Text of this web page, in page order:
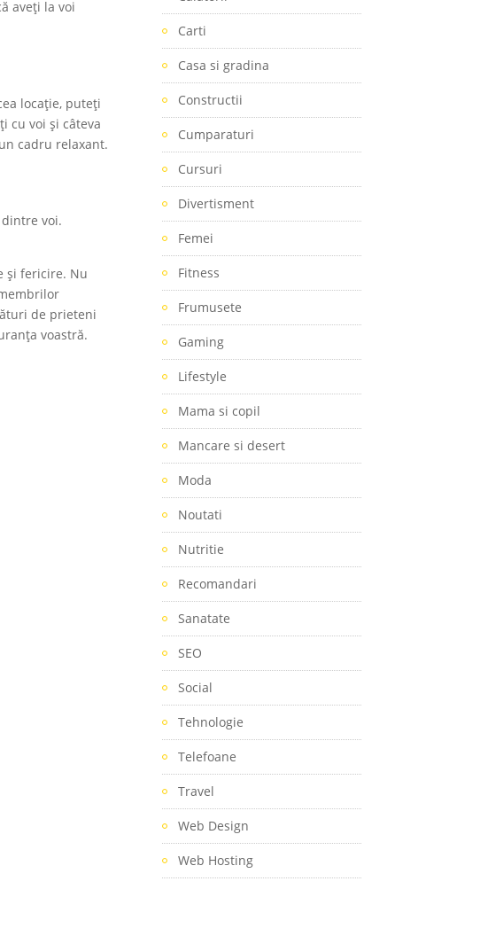
aveți la voi
locație, puteți
cu voi și câteva
cadru relaxant.
voi.
și fericire. Nu
de prieteni
voastră.
Carti
Casa si gradina
Constructii
Cumparaturi
Cursuri
Divertisment
Femei
Fitness
Frumusete
Gaming
Lifestyle
Mama si copil
Mancare si desert
Moda
Noutati
Nutritie
Recomandari
Sanatate
SEO
Social
Tehnologie
Telefoane
Travel
Web Design
Web Hosting